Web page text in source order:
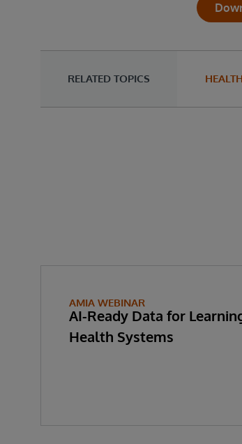
RELATED TOPICS
AMIA WEBINAR
AI-Ready Data for
Health Systems